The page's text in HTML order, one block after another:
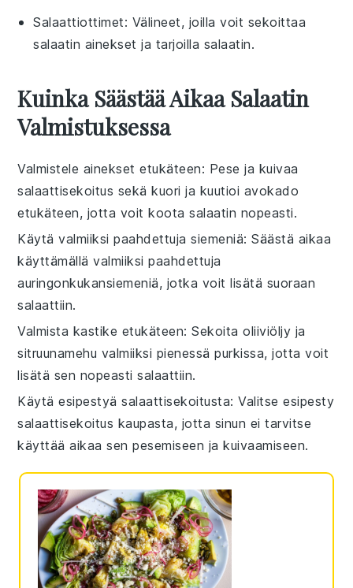
Salaattiottimet: Välineet, joilla voit sekoittaa
salaatin ainekset ja tarjoilla salaatin.
Kuinka Säästää Aikaa Salaatin
Valmistuksessa
Valmistele ainekset etukäteen: Pese ja kuivaa
salaattisekoitus sekä kuori ja kuutioi avokado
etukäteen, jotta voit kootasalaatin nopeasti.
Käytä valmiiksi paahdettuja siemeniä: Säästä aikaa
käyttämällä valmiiksi paahdettuja
auringonkukansiemeniä, jotka voit lisätä suoraan
salaattiin.
Valmista kastike etukäteen: Sekoitaoliiviöljy ja
sitruunamehu valmiiksi pienessä purkissa, jotta voit
lisätä sen nopeastisalaattiin.
Käytä esipestyä salaattisekoitusta: Valitse esipesty
salaattisekoitus kaupasta, jotta sinun ei tarvitse
käyttää aikaa sen pesemiseen ja kuivaamiseen.